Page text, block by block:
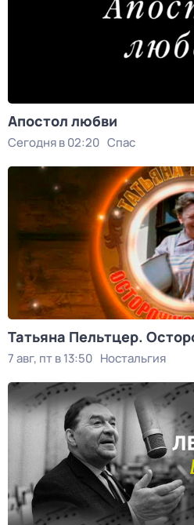
Апостол любви
Сегодня в 02:20 Спас
Татьяна Пельтцер.
7 авг, пт в 13:50 Ностальгия